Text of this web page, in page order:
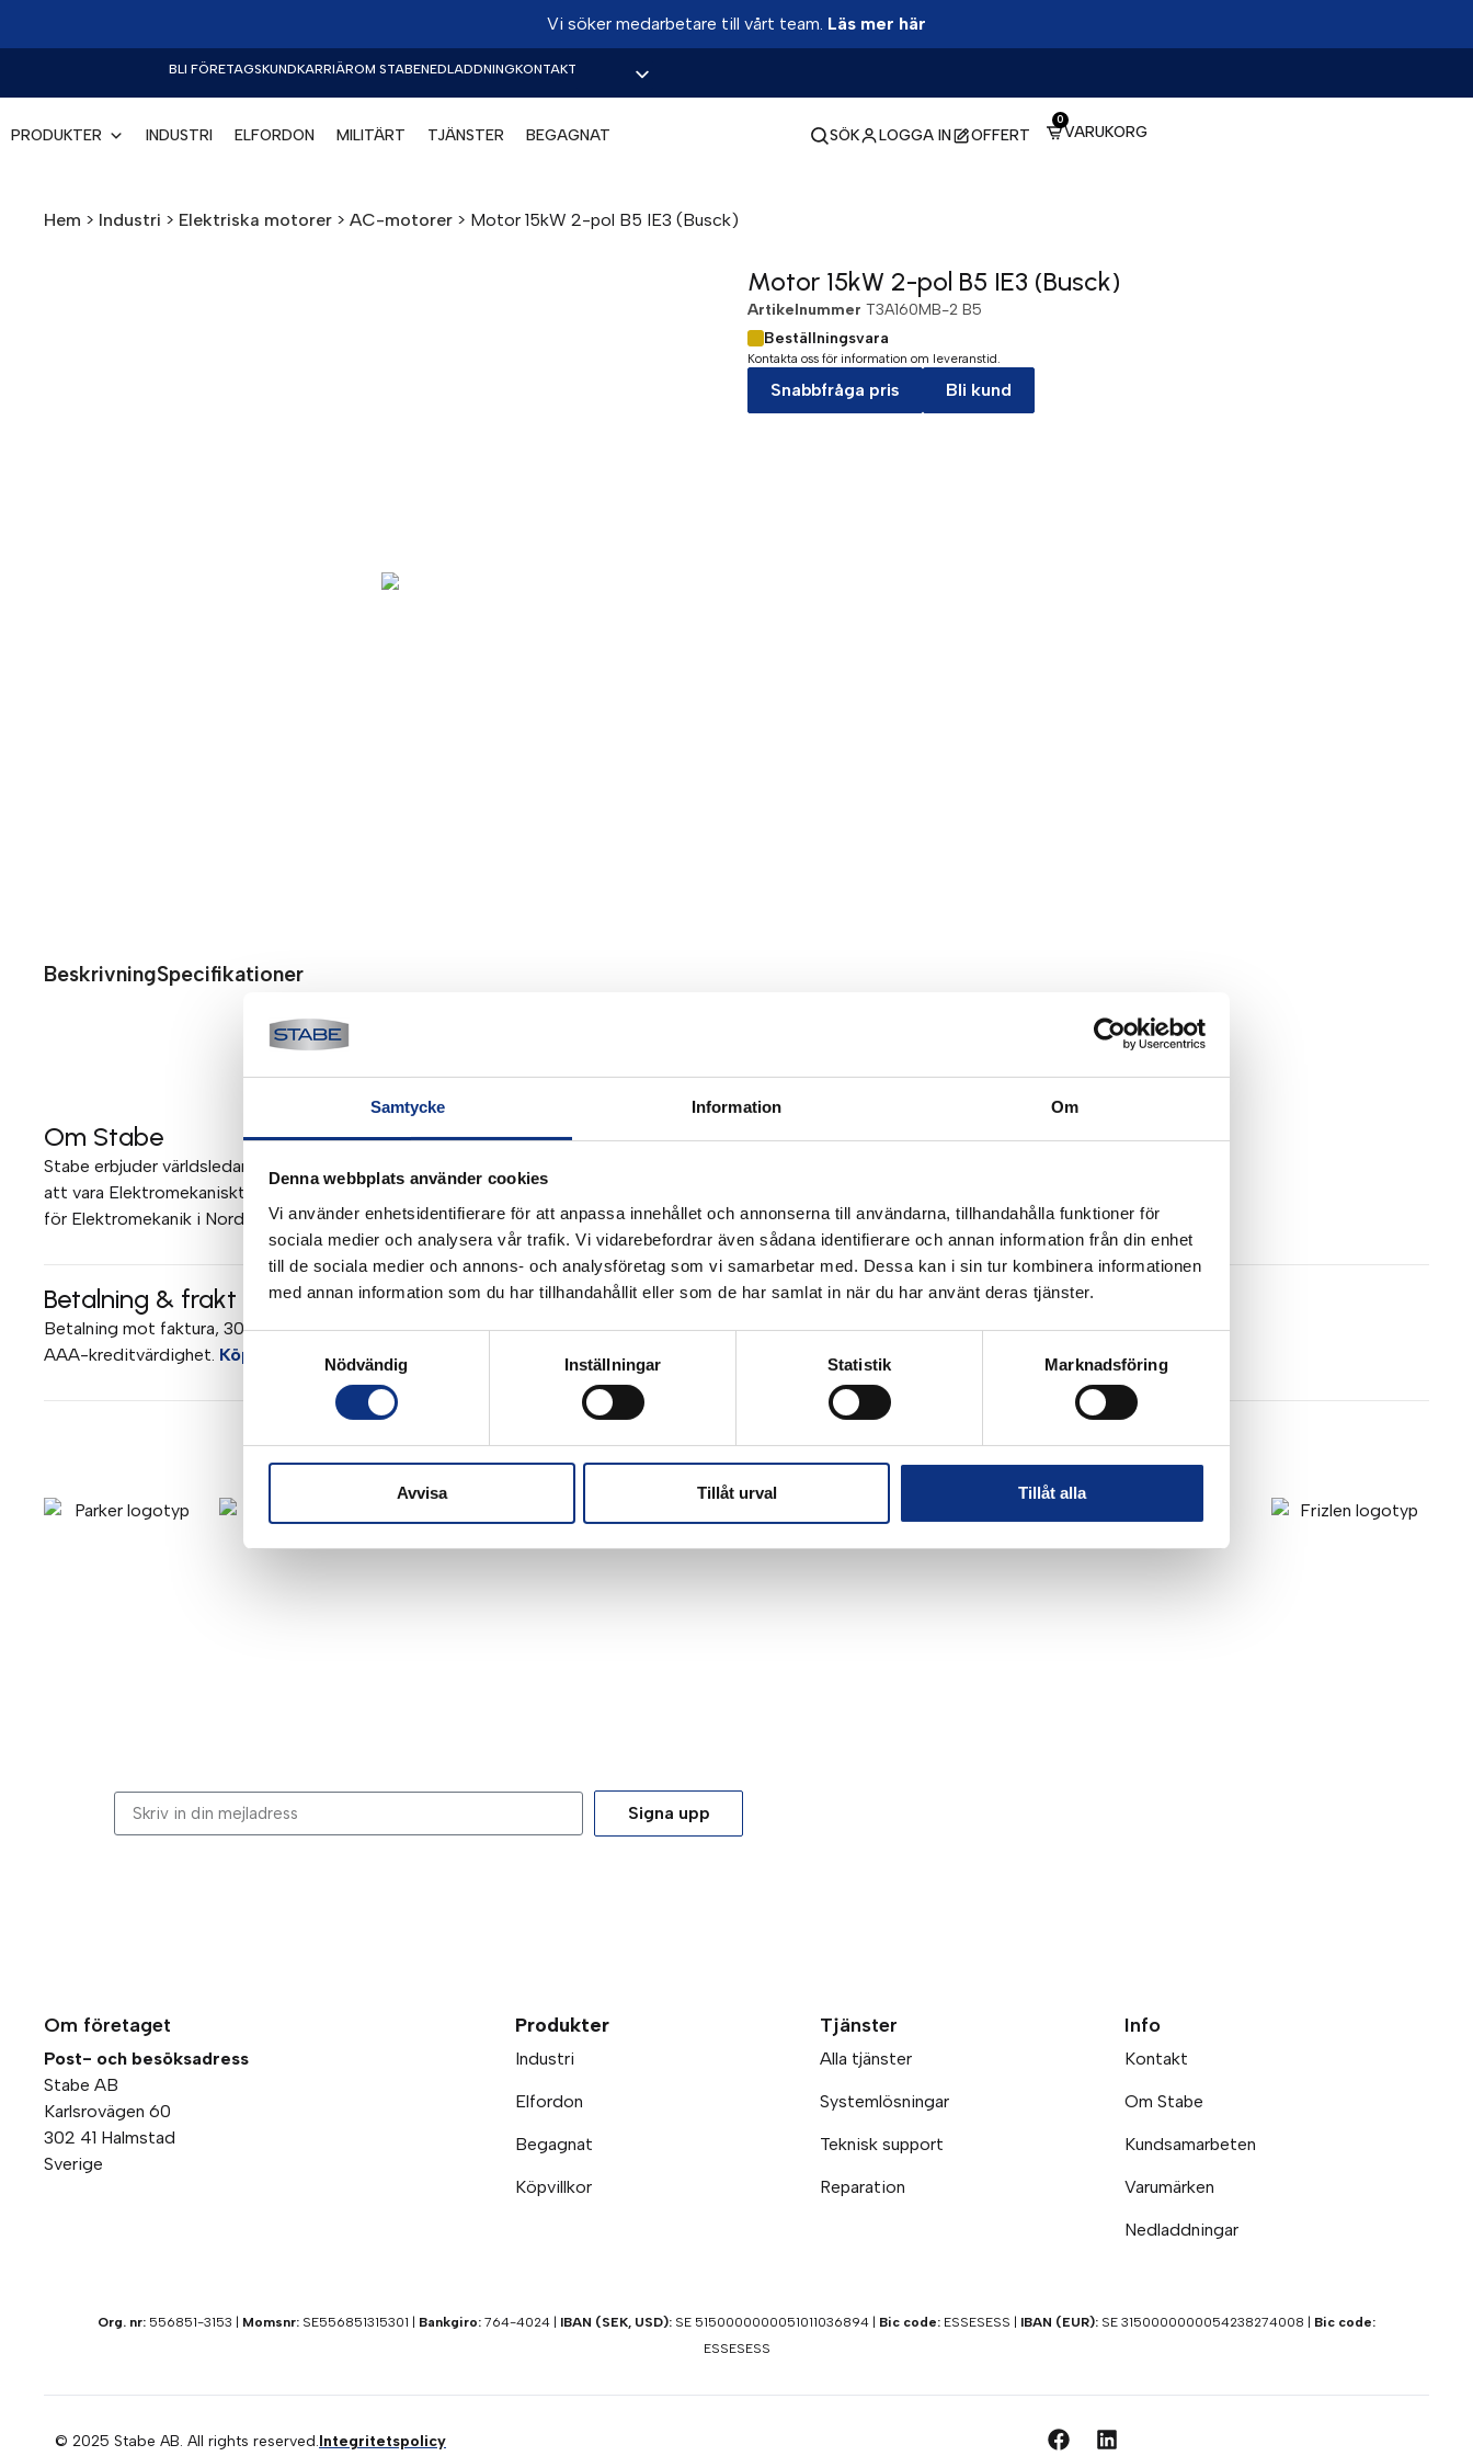
Samtycke Information Om
Denna webbplats använder cookies
Vi använder enhetsidentifierare för att anpassa innehållet och annonserna till användarna, tillhandahålla funktioner för
sociala medier och analysera vår trafik. Vi vidarebefordrar även sådana identifierare och annan information från din enhet
till de sociala medier och annons- och analysföretag som vi samarbetar med. Dessa kan i sin tur kombinera informationen
med annan information som du har tillhandahållit eller som de har samlat in när du har använt deras tjänster.
Nödvändig
Inställningar Statistik Marknadsföring
Avvisa Tillåt urval Tillåt alla
Vi söker medarbetare till vårt team. Läs mer här
BLI FÖRETAGSKUNDKARRIÄROM STABENEDLADDNINGKONTAKT
PRODUKTER INDUSTRI ELFORDON MILITÄRT TJÄNSTER BEGAGNAT SÖK LOGGA IN OFFERT VARUKORG
0
Hem > Industri > Elektriska motorer > AC-motorer > Motor 15kW 2-pol B5 IE3 (Busck)
Motor 15kW 2-pol B5 IE3 (Busck)
Artikelnummer T3A160MB-2 B5
Beställningsvara
Kontakta oss för information om leveranstid.
Snabbfråga pris Bli kund
BeskrivningSpecifikationer
Om Stabe
Stabe erbjuder världsledande elektromekanik och pneumatik för industriautomation. Vi är stolta
att vara Elektromekaniskt Teknisk Center (EMTC) för Parker Hannifin och certifierad distributör
för Elektromekanik i Norden. Mer om Stabe
Betalning & frakt
Betalning mot faktura, 30 dagar. Fraktkostnad tillkommer. Alla priser visas i SEK. Stabe innehar
AAA-kreditvärdighet. Köpvillkor
Signa upp
Om företaget
Post- och besöksadress
Stabe AB
Karlsrovägen 60
302 41 Halmstad
Sverige
Produkter
Industri
Elfordon
Begagnat
Köpvillkor
Tjänster
Alla tjänster
Systemlösningar
Teknisk support
Reparation
Info
Kontakt
Om Stabe
Kundsamarbeten
Varumärken
Nedladdningar
Org. nr: 556851-3153 | Momsnr: SE556851315301 | Bankgiro: 764-4024 | IBAN (SEK, USD): SE 5150000000051011036894 | Bic code: ESSESESS | IBAN (EUR): SE 3150000000054238274008 | Bic code:
ESSESESS
© 2025 Stabe AB. All rights reserved.Integritetspolicy